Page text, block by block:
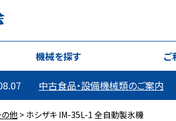
機械を探す ご
中古食品・設備機械類のご案内
の他 > ホシザキ IM-35L-1 全自動製氷機